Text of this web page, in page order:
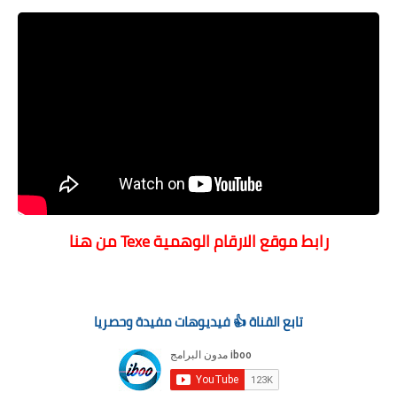
رابط موقع الارقام الوهمية Texe من هنا
تابع القناة 👍 فيديوهات مفيدة وحصريا